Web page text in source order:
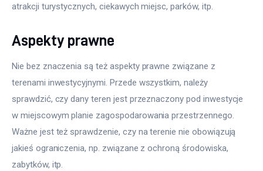
atrakcji turystycznych, ciekawych miejsc, parków, itp.
Aspekty prawne
Nie bez znaczenia są też aspekty prawne związane z
terenami inwestycyjnymi. Przede wszystkim, należy
sprawdzić, czy dany teren jest przeznaczony pod inwestycje
w miejscowym planie zagospodarowania przestrzennego.
Ważne jest też sprawdzenie, czy na terenie nie obowiązują
jakieś ograniczenia, np. związane z ochroną środowiska,
zabytków, itp.